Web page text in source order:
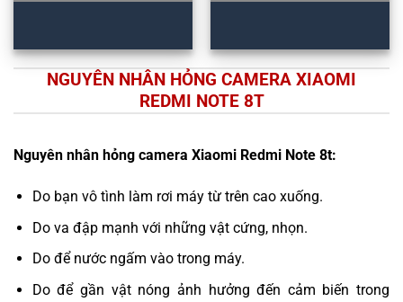
NGUYÊN NHÂN HỎNG CAMERA XIAOMI
REDMI NOTE 8T
Nguyên nhân hỏng camera Xiaomi Redmi Note 8t:
Do bạn vô tình làm rơi máy từ trên cao xuống.
Do va đập mạnh với những vật cứng, nhọn.
Do để nước ngấm vào trong máy.
Do để gần vật nóng ảnh hưởng đến cảm biến trong